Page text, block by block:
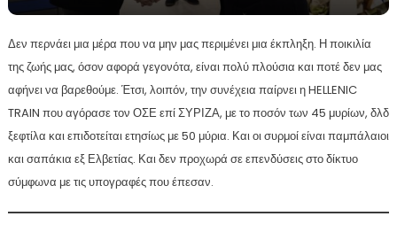
Δεν περνάει μια μέρα που να μην μας περιμένει μια έκπληξη. Η ποικιλία
της ζωής μας, όσον αφορά γεγονότα, είναι πολύ πλούσια και ποτέ δεν μας
αφήνει να βαρεθούμε. Έτσι, λοιπόν, την συνέχεια παίρνει η HELLENIC
TRAIN που αγόρασε τον ΟΣΕ επί ΣΥΡΙΖΑ, με το ποσόν των 45 μυρίων, δλδ
ξεφτίλα και επιδοτείται ετησίως με 50 μύρια. Και οι συρμοί είναι παμπάλαιοι
και σαπάκια εξ Ελβετίας. Και δεν προχωρά σε επενδύσεις στο δίκτυο
σύμφωνα με τις υπογραφές που έπεσαν.